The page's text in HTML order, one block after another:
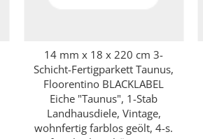
Schnellkauf
14 mm x 18 x 220 cm 3-
Schicht-Fertigparkett Taunus,
Floorentino BLACKLABEL
Eiche "Taunus", 1-Stab
Landhausdiele, Vintage,
wohnfertig farblos geölt, 4-s.